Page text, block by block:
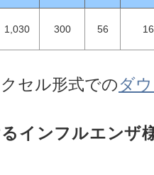
1,030 300 56 16
セル形式でのダ
インフルエンザ